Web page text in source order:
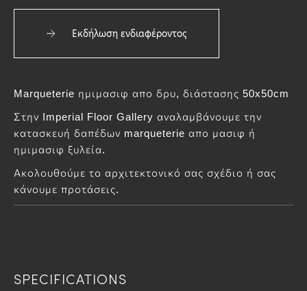
Εκδήλωση ενδιαφέροντος
Marqueterie ημιμασιφ απο δρυ, διάστασης 50x50cm
Στην Imperial Floor Gallery αναλαμβάνουμε την
κατασκευή δαπέδων marqueterie απο μασιφ ή
ημιμασιφ ξυλεία.
Ακολουθούμε το αρχιτεκτονικό σας σχέδιο ή σας
κάνουμε προτάσεις.
SPECIFICATIONS